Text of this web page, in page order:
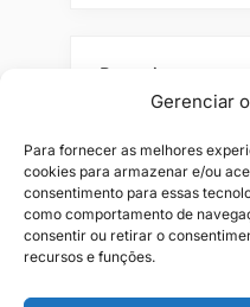
Gerenciar
Para fornecer as melhores
cookies para armazenar e/ou
consentimento para essas
como comportamento de
consentir ou retirar o
recursos e funções.
Pesquisar